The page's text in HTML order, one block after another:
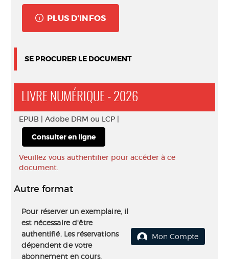
PLUS D'INFOS
SE PROCURER LE DOCUMENT
LIVRE NUMÉRIQUE - 2026
EPUB | Adobe DRM ou LCP |
Consulter en ligne
Veuillez vous authentifier pour accéder à ce
document.
Autre format
Pour réserver un exemplaire, il
est nécessaire d'être
authentifié. Les réservations
dépendent de votre
abonnement en cours.
Mon Compte